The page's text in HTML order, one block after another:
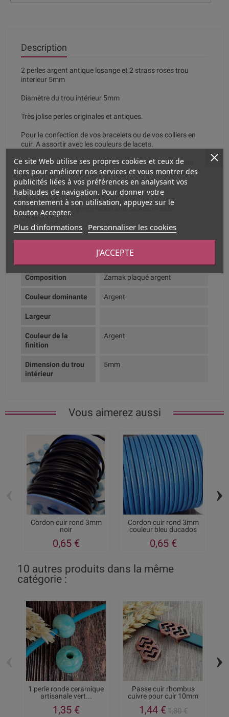
Description
2 perles argent antique losange et 2 strass roses trou
interieur 5mm
Diamètre du trou intérieur 5mm
Très jolise perles originales et antiques.
Pour la confection de vos bracelets ou de vos colliers en
cuir. A assortir avec les couleurs de lacets.
Dimensions de la perle colonne : 14x13mm trou : 5.mm
Vendue par deux.
Matière : métal argente nickel and cadmium safe
Origine: Chine
Composition Zamak plaqué argent
Couleur dominante Argent
Largeur
Couleur de la
finition
Argent
Dimension du trou
intérieur
5mm
Vous aimerez aussi
Cordon cuir rond 3mm
noir
0,65 €
Cordon cuir rond 3mm
couleur bleu ducados
0,65 €
›
10 autres produits dans la même
catégorie :
1 perle ronde ceramique
artisanale vert...
1,35 €
Passe cuir rhombus
cuivre pour cuir 10mm
1,44 €1,80 €
›
Ce site Web utilise ses propres cookies et ceux de
tiers pour améliorer nos services et vous montrer des
publicités liées à vos préférences en analysant vos
habitudes de navigation. Pour donner votre
consentement à son utilisation, appuyez sur le
bouton Accepter.
Plus d'informations Personnaliser les cookies
J'ACCEPTE